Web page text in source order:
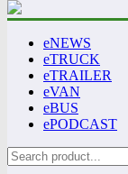
eNEWS
eTRUCK
eTRAILER
eVAN
eBUS
ePODCAST